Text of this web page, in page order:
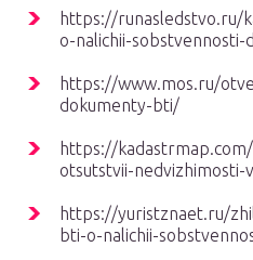
https://runasledstvo.ru/
o-nalichii-sobstvennosti-
https://www.mos.ru/
dokumenty-bti/
https://
otsutstvii-nedvizhimosti-
https://yuristznaet.ru/
bti-o-nalichii-